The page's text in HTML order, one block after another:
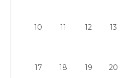
10 11 12 13
17 18 19 20